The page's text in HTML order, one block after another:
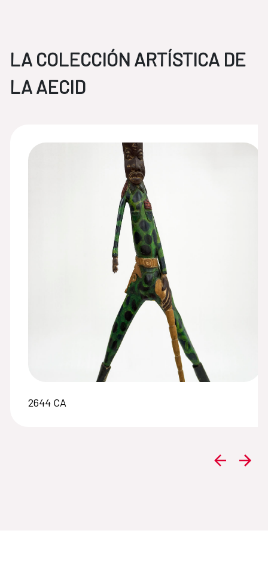
LA COLECCIÓN ARTÍSTICA DE
LA AECID
2644 CA